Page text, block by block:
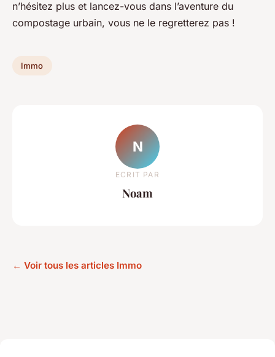
n’hésitez plus et lancez-vous dans l’aventure du
compostage urbain, vous ne le regretterez pas !
Immo
N
ECRIT PAR
Noam
← Voir tous les articles Immo